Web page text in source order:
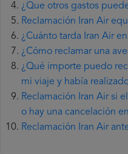
¿Que otros gastos
Reclamación Iran Air
¿Cuánto tarda Iran Air
¿Cómo reclamar una
¿Qué importe puedo
mi viaje y había
Reclamación Iran Air si
o hay una cancelación
Reclamación Iran Air